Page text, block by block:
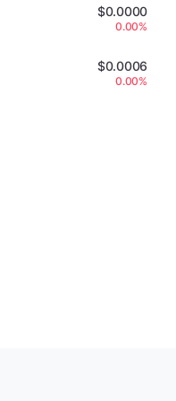
$0.0000
0.00%
$0.0006
0.00%